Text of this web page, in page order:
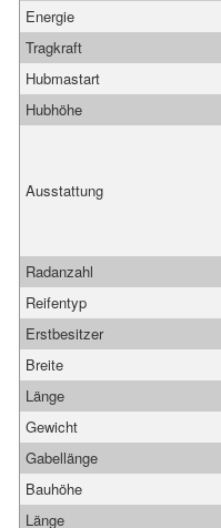
Energie
Tragkraft
Hubmastart
Hubhöhe
Ausstattung
Radanzahl
Reifentyp
Erstbesitzer
Breite
Länge
Gewicht
Gabellänge
Bauhöhe
Länge